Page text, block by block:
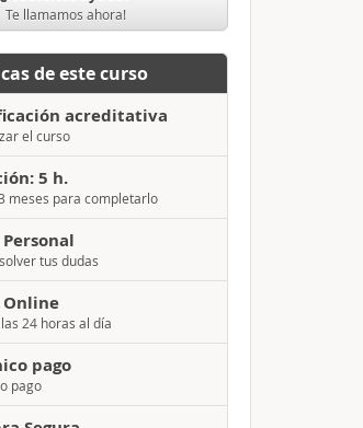
Te llamamos ahora!
de este curso
acreditativa
el curso
5 h.
meses para completarlo
tus dudas
Online
24 horas al día
pago
pago